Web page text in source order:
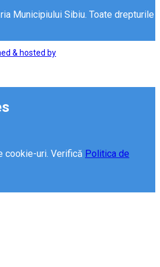
Municipiului Sibiu. Toate drepturile
& hosted by
uri. Verifică Politica de